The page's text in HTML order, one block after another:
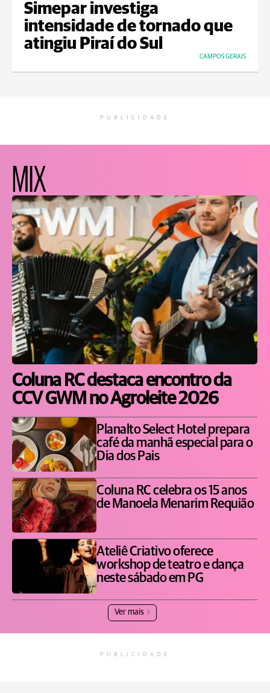
Simepar investiga
intensidade de tornado que
atingiu Piraí do Sul
CAMPOS GERAIS
PUBLICIDADE
MIX
Coluna RC destaca encontro da
CCV GWM no Agroleite 2026
Planalto Select Hotel prepara
café da manhã especial para o
Dia dos Pais
Coluna RC celebra os 15 anos
de Manoela Menarim Requião
Ateliê Criativo oferece
workshop de teatro e dança
neste sábado em PG
Ver mais
PUBLICIDADE